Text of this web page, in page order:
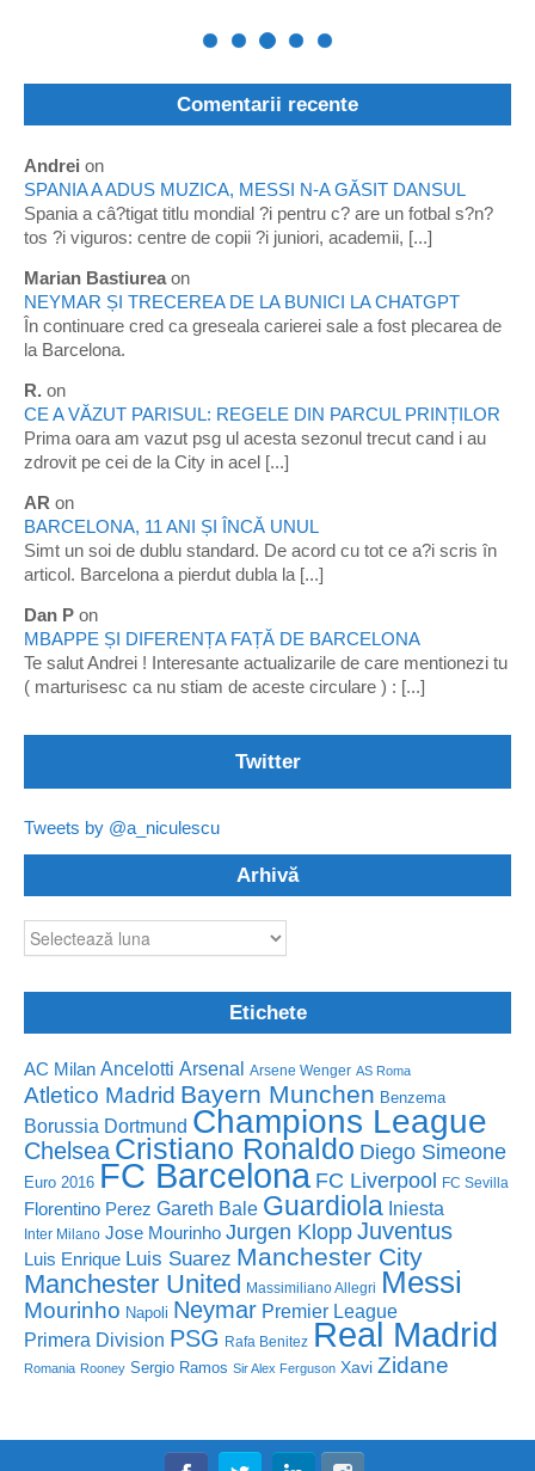
Comentarii recente
Andrei on
SPANIA A ADUS MUZICA, MESSI N-A GĂSIT DANSUL
Spania a câ?tigat titlu mondial ?i pentru c? are un fotbal s?n?
tos ?i viguros: centre de copii ?i juniori, academii, [...]
Marian Bastiurea on
NEYMAR ȘI TRECEREA DE LA BUNICI LA CHATGPT
În continuare cred ca greseala carierei sale a fost plecarea de
la Barcelona.
R. on
CE A VĂZUT PARISUL: REGELE DIN PARCUL PRINȚILOR
Prima oara am vazut psg ul acesta sezonul trecut cand i au
zdrovit pe cei de la City in acel [...]
AR on
BARCELONA, 11 ANI ȘI ÎNCĂ UNUL
Simt un soi de dublu standard. De acord cu tot ce a?i scris în
articol. Barcelona a pierdut dubla la [...]
Dan P on
MBAPPE ȘI DIFERENȚA FAȚĂ DE BARCELONA
Te salut Andrei ! Interesante actualizarile de care mentionezi tu
( marturisesc ca nu stiam de aceste circulare ) : [...]
Twitter
Tweets by @a_niculescu
Arhivă
Arhivă
Etichete
AC Milan Ancelotti Arsenal Arsene Wenger AS Roma
Atletico Madrid Bayern Munchen Benzema
Borussia Dortmund Champions League
Chelsea Cristiano Ronaldo Diego Simeone
Euro 2016 FC Barcelona FC Liverpool FC Sevilla
Florentino Perez Gareth Bale Guardiola Iniesta
Inter Milano Jose Mourinho Jurgen Klopp Juventus
Luis Enrique Luis Suarez Manchester City
Manchester United Massimiliano Allegri Messi
Mourinho Napoli Neymar Premier League
Primera Division PSG Rafa Benitez Real Madrid
Romania Rooney Sergio Ramos Sir Alex Ferguson Xavi Zidane